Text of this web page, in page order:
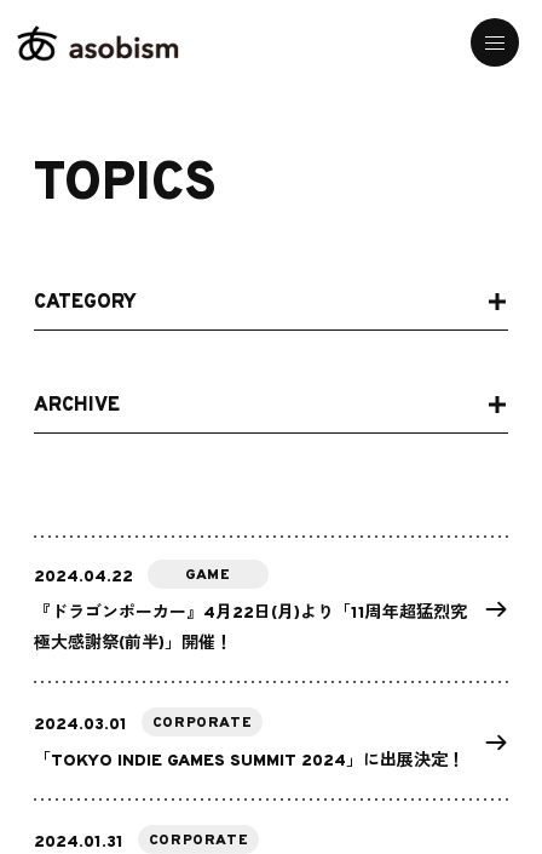
TOPICS
2024.04.22 GAME
『ドラゴンポーカー』4月22日(月)より「11周年超猛烈究
極大感謝祭(前半)」開催！
2024.03.01 CORPORATE
「TOKYO INDIE GAMES SUMMIT 2024」に出展決定！
2024.01.31 CORPORATE
CATEGORY
ARCHIVE